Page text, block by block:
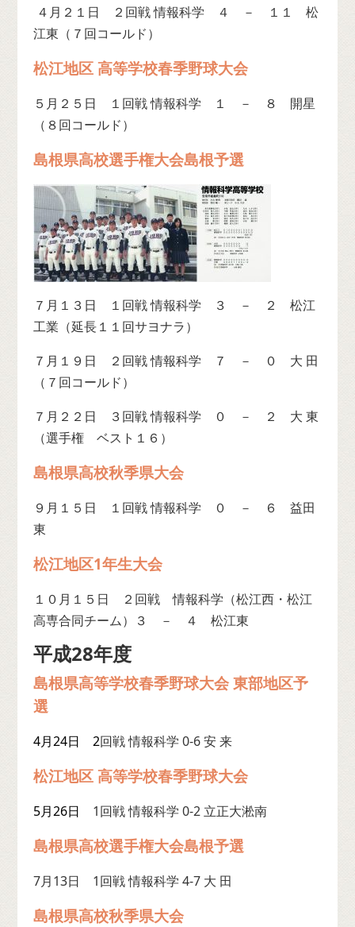
４月２１日 ２回戦 情報科学 ４ － １１ 松
江東（７回コールド）
松江地区 高等学校春季野球大会
５月２５日 １回戦 情報科学 １ － ８ 開星
（８回コールド）
島根県高校選手権大会島根予選
７月１３日 １回戦 情報科学 ３ － ２ 松江
工業（延長１１回サヨナラ）
７月１９日 ２回戦 情報科学 ７ － ０ 大 田
（７回コールド）
７月２２日 ３回戦 情報科学 ０ － ２ 大 東
（選手権 ベスト１６）
島根県高校秋季県大会
９月１５日 １回戦 情報科学 ０ － ６ 益田
東
松江地区1年生大会
１０月１５日 ２回戦 情報科学（松江西・松江
高専合同チーム）３ － ４ 松江東
平成28年度
島根県高等学校春季野球大会 東部地区予
選
4月24日 2回戦 情報科学 0-6 安 来
松江地区 高等学校春季野球大会
5月26日 1回戦 情報科学 0-2 立正大淞南
島根県高校選手権大会島根予選
7月13日 1回戦 情報科学 4-7 大 田
島根県高校秋季県大会